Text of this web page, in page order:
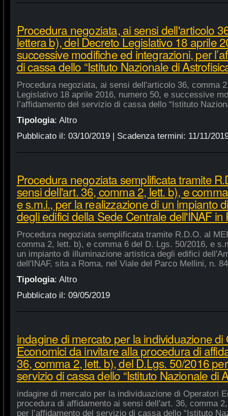
Procedura negoziata, ai sensi dell'articolo
lettera b), del Decreto Legislativo 18 aprile
successive modifiche ed integrazioni, per
di cassa dello “Istituto Nazionale di
Procedura negoziata, ai sensi dell'articolo 36, comma
Legislativo 18 aprile 2016, numero 50, e successive
l’affidamento del servizio di cassa dello “Istituto
Tipologia: Altro
Pubblicato il: 03/10/2019| Scadenza termini: 11/11/
Procedura negoziata semplificata tramite
sensi dell'art. 36, comma 2, lett. b), e
e s.m.i., per la realizzazione di un impianto
degli edifici della Sede Centrale dell'INAF in
Procedura negoziata semplificata tramite R.D.O. al
comma 2, lett. b), e comma 6 del D. Lgs. 50/2016, e
un impianto di illuminazione artistica degli edifici
dell'INAF, sita a Roma, nel Viale del Parco Mellini, n. 84
Tipologia: Altro
Pubblicato il: 09/05/2019
indagine di mercato per la individuazione di
Economici da invitare alla procedura di
36, comma 2, lett. b), del D.Lgs. 50/2016
servizio di cassa dello “Istituto Nazionale di
indagine di mercato per la individuazione di Operatori
procedura di affidamento ai sensi dell'art. 36, comma
per l’affidamento del servizio di cassa dello “Istituto